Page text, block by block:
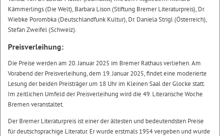
Kämmerlings (Die Welt), Barbara Lison (Stiftung Bremer Literaturpreis), Dr.
Wiebke Porombka (Deutschlandfunk Kultur), Dr. Daniela Strigl (Österreich),
Stefan Zweifel (Schweiz).
Preisverleihung:
Die Preise werden am 20. Januar 2025 im Bremer Rathaus verliehen. Am
Vorabend der Preisverleihung, dem 19. Januar 2025, findet eine moderierte
Lesung der beiden Preisträger um 18 Uhr im Kleinen Saal der Glocke statt.
Im zeitlichen Umfeld der Preisverleihung wird die 49. Literarische Woche
Bremen veranstaltet.
Der Bremer Literaturpreis ist einer der ältesten und bedeutendsten Preise
für deutschsprachige Literatur. Er wurde erstmals 1954 vergeben und wurde